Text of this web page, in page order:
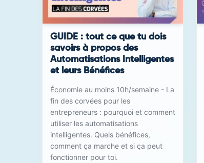
GUIDE : tout ce que tu dois
savoirs à propos des
Automatisations Intelligentes
et leurs Bénéfices
Économie au moins 10h/semaine - La
fin des corvées pour les
entrepreneurs : pourquoi et comment
utiliser les automatisations
intelligentes. Quels bénéfices,
comment ça marche et si ça peut
fonctionner pour toi.